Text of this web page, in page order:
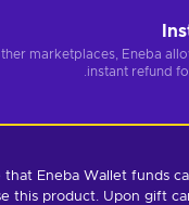
marketplaces, Eneba
instant refund
that Eneba Wallet funds
this product. Upon gift